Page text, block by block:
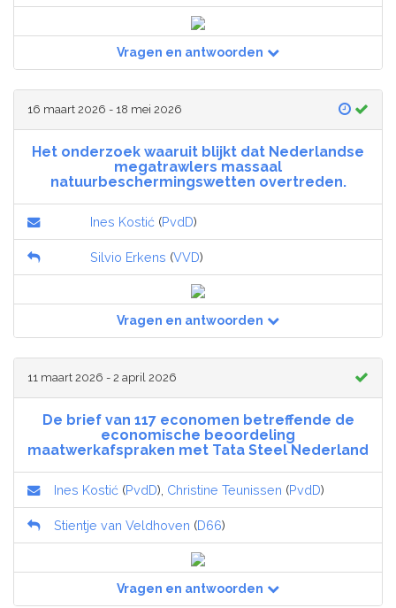
Vragen en antwoorden
16 maart 2026 - 18 mei 2026
Het onderzoek waaruit blijkt dat Nederlandse
megatrawlers massaal
natuurbeschermingswetten overtreden.
Ines Kostić (PvdD)
Silvio Erkens (VVD)
Vragen en antwoorden
11 maart 2026 - 2 april 2026
De brief van 117 economen betreffende de
economische beoordeling
maatwerkafspraken met Tata Steel Nederland
Ines Kostić (PvdD), Christine Teunissen (PvdD)
Stientje van Veldhoven (D66)
Vragen en antwoorden